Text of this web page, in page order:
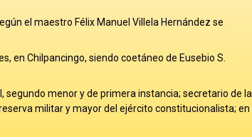
el maestro Félix Manuel Villela Hernández se
en Chilpancingo, siendo coetáneo de Eusebio S.
segundo menor y de primera instancia; secretario de la
militar y mayor del ejército constitucionalista; en